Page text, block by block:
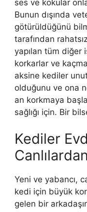
ses ve kokular
Bunun dışında
götürüldüğünü
tarafından
yapılan tüm diğer
korkarlar ve
aksine kediler
olduğunu ve ona
an korkmaya
sağlığı için. Bir
Kediler
Yeni ve yabancı,
kedi için büyük
gelen bir